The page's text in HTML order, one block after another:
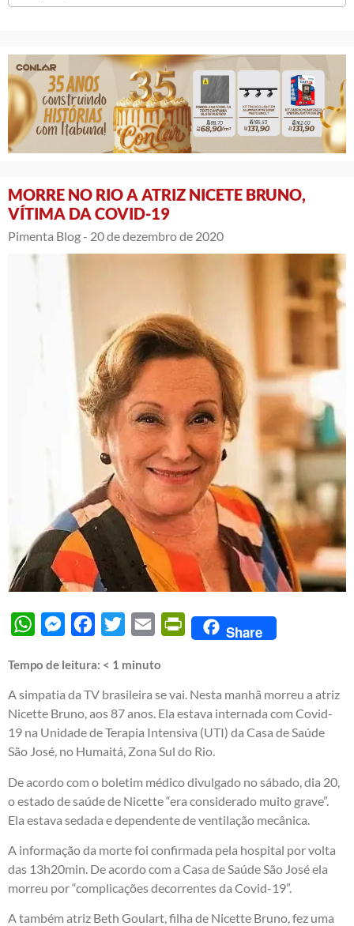
MORRE NO RIO A ATRIZ NICETE BRUNO,
VÍTIMA DA COVID-19
Pimenta Blog - 20 de dezembro de 2020
WhatsAppMessengerFacebook
Twitter Email PrintFriendly
Share
Tempo de leitura: < 1 minuto
A simpatia da TV brasileira se vai. Nesta manhã morreu a atriz
Nicette Bruno, aos 87 anos. Ela estava internada com Covid-
19 na Unidade de Terapia Intensiva (UTI) da Casa de Saúde
São José, no Humaitá, Zona Sul do Rio.
De acordo com o boletim médico divulgado no sábado, dia 20,
o estado de saúde de Nicette “era considerado muito grave”.
Ela estava sedada e dependente de ventilação mecânica.
A informação da morte foi confirmada pela hospital por volta
das 13h20min. De acordo com a Casa de Saúde São José ela
morreu por “complicações decorrentes da Covid-19”.
A também atriz Beth Goulart, filha de Nicette Bruno, fez uma